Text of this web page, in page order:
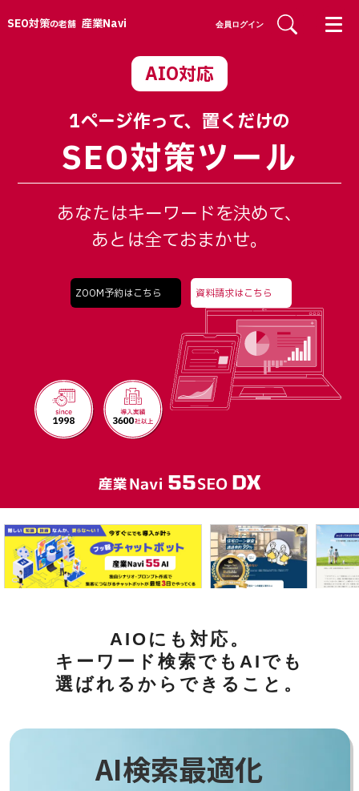
SEO対策の老舗 産業Navi 会員ログイン
AIO対応
1ページ作って、置くだけの
SEO対策ツール
あなたはキーワードを決めて、
あとは全ておまかせ。
ZOOM予約はこちら 資料請求はこちら
AIOにも対応。
キーワード検索でもAIでも
選ばれるからできること。
AI検索最適化